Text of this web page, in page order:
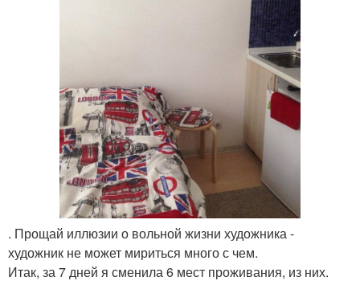
. Прощай иллюзии о вольной жизни художника -
художник не может мириться много с чем.
Итак, за 7 дней я сменила 6 мест проживания, из них.